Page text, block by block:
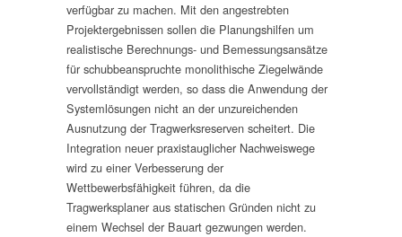
verfügbar zu machen. Mit den angestrebten
Projektergebnissen sollen die Planungshilfen um
realistische Berechnungs- und Bemessungsansätze
für schubbeanspruchte monolithische Ziegelwände
vervollständigt werden, so dass die Anwendung der
Systemlösungen nicht an der unzureichenden
Ausnutzung der Tragwerksreserven scheitert. Die
Integration neuer praxistauglicher Nachweiswege
wird zu einer Verbesserung der
Wettbewerbsfähigkeit führen, da die
Tragwerksplaner aus statischen Gründen nicht zu
einem Wechsel der Bauart gezwungen werden.